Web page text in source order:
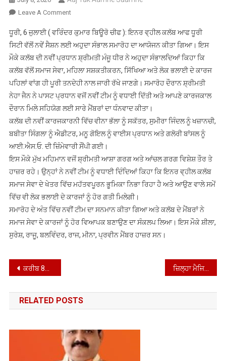
Leave A CommentOn
ਧੀਰ
ਨੇ
ਇਨਰ
ਵ੍ਹੀਲ
ਕਲੱਬ
ਆਫ
ਧੂਰੀ
ਸਿਟੀ
ਪ੍ਰਧਾਨ
ਸੰਭਾਲਿਆ
ਅਹੁਦਾ
ਧੂਰੀ, 6 ਜੁਲਾਈ ( ਵਰਿੰਦਰ ਕੁਮਾਰ ਬਿਊਰੋ ਚੀਫ ): ਇਨਰ ਵ੍ਹੀਲ ਕਲੱਬ ਆਫ ਧੂਰੀ
ਸਿਟੀ ਵੱਲੋਂ ਨਵੇਂ ਸੈਸ਼ਨ ਲਈ ਅਹੁਦਾ ਸੰਭਾਲ ਸਮਾਰੋਹ ਦਾ ਆਯੋਜਨ ਕੀਤਾ ਗਿਆ। ਇਸ
ਮੌਕੇ ਕਲੱਬ ਦੀ ਨਵੀਂ ਪ੍ਰਧਾਨ ਸ਼੍ਰੀਮਤੀ ਮੰਜੂ ਧੀਰ ਨੇ ਅਹੁਦਾ ਸੰਭਾਲਦਿਆਂ ਕਿਹਾ ਕਿ
ਕਲੱਬ ਵੱਲੋਂ ਸਮਾਜ ਸੇਵਾ, ਮਹਿਲਾ ਸਸ਼ਕਤੀਕਰਨ, ਸਿੱਖਿਆ ਅਤੇ ਲੋਕ ਭਲਾਈ ਦੇ ਕਾਰਜ
ਪਹਿਲਾਂ ਵਾਂਗ ਹੀ ਪੂਰੀ ਤਨਦੇਹੀ ਨਾਲ ਜਾਰੀ ਰੱਖੇ ਜਾਣਗੇ। ਸਮਾਰੋਹ ਦੌਰਾਨ ਸ਼੍ਰੀਮਤੀ
ਨੇਹਾ ਜੈਨ ਨੇ ਪਾਸਟ ਪ੍ਰਧਾਨ ਵਜੋਂ ਨਵੀਂ ਟੀਮ ਨੂੰ ਵਧਾਈ ਦਿੱਤੀ ਅਤੇ ਆਪਣੇ ਕਾਰਜਕਾਲ
ਦੌਰਾਨ ਮਿਲੇ ਸਹਿਯੋਗ ਲਈ ਸਾਰੇ ਮੈਂਬਰਾਂ ਦਾ ਧੰਨਵਾਦ ਕੀਤਾ।
ਕਲੱਬ ਦੀ ਨਵੀਂ ਕਾਰਜਕਾਰਨੀ ਵਿੱਚ ਵੀਨਾ ਭੱਲਾ ਨੂੰ ਸਕੱਤਰ, ਸੁਮੀਰਾ ਜਿੰਦਲ ਨੂੰ ਖਜ਼ਾਨਚੀ,
ਬਬੀਤਾ ਸਿੰਗਲਾ ਨੂੰ ਐਡੀਟਰ, ਮਨੂ ਗੋਇਲ ਨੂੰ ਵਾਈਸ ਪ੍ਰਧਾਨ ਅਤੇ ਗਲੋਰੀ ਬਾਂਸਲ ਨੂੰ
ਆਈ.ਐਸ.ਓ. ਦੀ ਜ਼ਿੰਮੇਵਾਰੀ ਸੌਂਪੀ ਗਈ।
ਇਸ ਮੌਕੇ ਮੁੱਖ ਮਹਿਮਾਨ ਵਜੋਂ ਸ਼੍ਰੀਮਤੀ ਆਸ਼ਾ ਗਰਗ ਅਤੇ ਆਂਚਲ ਗਰਗ ਵਿਸ਼ੇਸ਼ ਤੌਰ ਤੇ
ਹਾਜ਼ਰ ਰਹੇ। ਉਨ੍ਹਾਂ ਨੇ ਨਵੀਂ ਟੀਮ ਨੂੰ ਵਧਾਈ ਦਿੰਦਿਆਂ ਕਿਹਾ ਕਿ ਇਨਰ ਵ੍ਹੀਲ ਕਲੱਬ
ਸਮਾਜ ਸੇਵਾ ਦੇ ਖੇਤਰ ਵਿੱਚ ਮਹੱਤਵਪੂਰਨ ਭੂਮਿਕਾ ਨਿਭਾ ਰਿਹਾ ਹੈ ਅਤੇ ਆਉਣ ਵਾਲੇ ਸਮੇਂ
ਵਿੱਚ ਵੀ ਲੋਕ ਭਲਾਈ ਦੇ ਕਾਰਜਾਂ ਨੂੰ ਹੋਰ ਗਤੀ ਮਿਲੇਗੀ।
ਸਮਾਰੋਹ ਦੇ ਅੰਤ ਵਿੱਚ ਨਵੀਂ ਟੀਮ ਦਾ ਸਨਮਾਨ ਕੀਤਾ ਗਿਆ ਅਤੇ ਕਲੱਬ ਦੇ ਮੈਂਬਰਾਂ ਨੇ
ਸਮਾਜ ਸੇਵਾ ਦੇ ਕਾਰਜਾਂ ਨੂੰ ਹੋਰ ਵਿਆਪਕ ਬਣਾਉਣ ਦਾ ਸੰਕਲਪ ਲਿਆ। ਇਸ ਮੌਕੇ ਸ਼ੀਲਾ,
ਸੁਰੇਸ਼, ਰਾਜੂ, ਬਲਵਿੰਦਰ, ਰਾਜ, ਮੀਨਾ, ਪ੍ਰਵੀਨ ਮੈਂਬਰ ਹਾਜ਼ਰ ਸਨ।
Post
navigation
ਕਰੀਬ 84 ਲੱਖ ਰੁਪਏ ਦੀ ਲਾਗਤ ਨਾਲ ਤਿਆਰ ਦੋ ਨਵੇਂ ਟਿਊਬਵੈੱਲਾਂ ਦਾ ਕੈਬਨਿਟ ਮੰਤਰੀ ਅਮਨ ਅਰੋੜਾ ਵੱਲੋਂ ਉਦਘਾਟਨ ਜ਼ਿਲ੍ਹਾ ਮੈਜਿਸਟਰੇਟ ਨੇ ਜ਼ਿਲ੍ਹੇ ਅੰਦਰ ਜਾਰੀ ਕੀਤੇ ਵੱਖ-ਵੱਖ ਪਾਬੰਦੀਆਂ ਦੇ ਹੁਕਮ
RELATED POSTS